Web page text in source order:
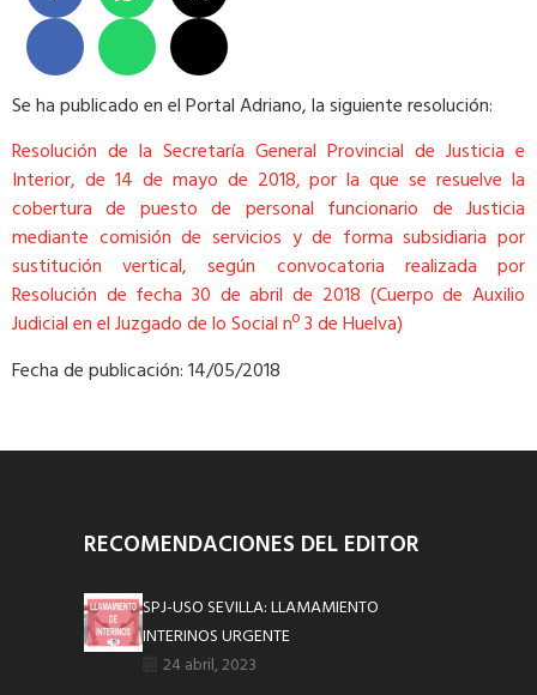
Se ha publicado en el Portal Adriano, la siguiente resolución:
Resolución de la Secretaría General Provincial de Justicia e
Interior, de 14 de mayo de 2018, por la que se resuelve la
cobertura de puesto de personal funcionario de Justicia
mediante comisión de servicios y de forma subsidiaria por
sustitución vertical, según convocatoria realizada por
Resolución de fecha 30 de abril de 2018 (Cuerpo de Auxilio
Judicial en el Juzgado de lo Social nº 3 de Huelva)
Fecha de publicación: 14/05/2018
RECOMENDACIONES DEL EDITOR
SPJ-USO SEVILLA: LLAMAMIENTO
INTERINOS URGENTE
24 abril, 2023